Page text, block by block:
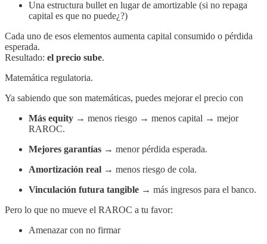
Una estructura bullet en lugar de amortizable (si no repaga
capital es que no puede¿?)
Cada uno de esos elementos aumenta capital consumido o pérdida
esperada.
Resultado: el precio sube.
Matemática regulatoria.
Ya sabiendo que son matemáticas, puedes mejorar el precio con
Más equity → menos riesgo → menos capital → mejor
RAROC.
Mejores garantías → menor pérdida esperada.
Amortización real → menos riesgo de cola.
Vinculación futura tangible → más ingresos para el banco.
Pero lo que no mueve el RAROC a tu favor:
Amenazar con no firmar